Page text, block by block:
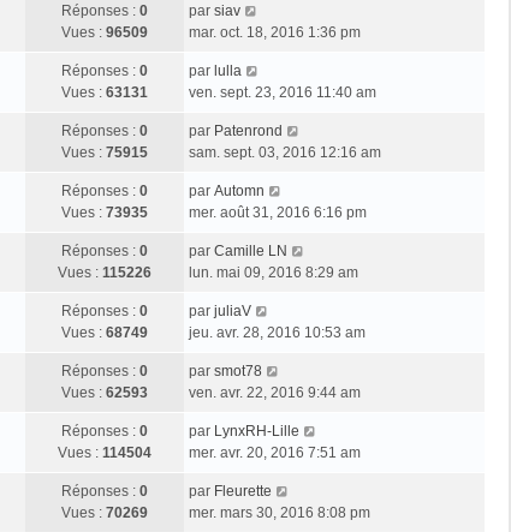
Réponses : 0
Vues : 96509
par siav
mar. oct. 18, 2016 1:36 pm
Réponses : 0
Vues : 63131
par lulla
ven. sept. 23, 2016 11:40 am
Réponses : 0
Vues : 75915
par Patenrond
sam. sept. 03, 2016 12:16 am
Réponses : 0
Vues : 73935
par Automn
mer. août 31, 2016 6:16 pm
Réponses : 0
Vues : 115226
par Camille LN
lun. mai 09, 2016 8:29 am
Réponses : 0
Vues : 68749
par juliaV
jeu. avr. 28, 2016 10:53 am
Réponses : 0
Vues : 62593
par smot78
ven. avr. 22, 2016 9:44 am
Réponses : 0
Vues : 114504
par LynxRH-Lille
mer. avr. 20, 2016 7:51 am
Réponses : 0
Vues : 70269
par Fleurette
mer. mars 30, 2016 8:08 pm